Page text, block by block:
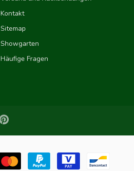
Kontakt
Sitemap
Showgarten
Häufige Fragen